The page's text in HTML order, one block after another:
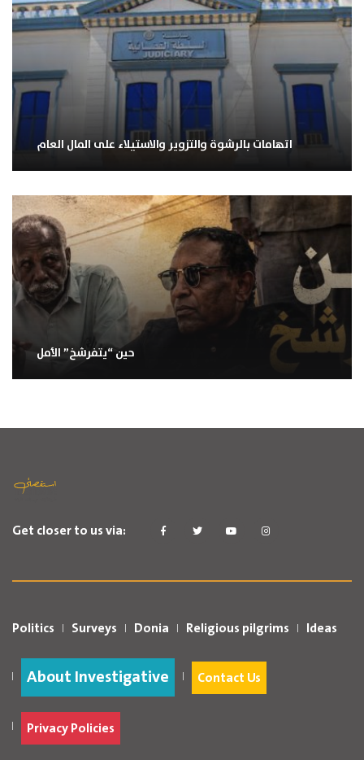
اتهامات بالرشوة والتزوير والاستيلاء على المال العام
حين “يتفرشخ” الأمل
Get closer to us via:
Politics Surveys Donia Religious pilgrims Ideas
About Investigative Contact Us
Privacy Policies